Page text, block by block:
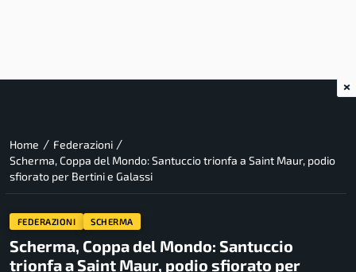
Home / Federazioni /
Scherma, Coppa del Mondo: Santuccio trionfa a Saint Maur, podio
sfiorato per Bertini e Galassi
FEDERAZIONI SCHERMA
Scherma, Coppa del Mondo: Santuccio
trionfa a Saint Maur, podio sfiorato per
×